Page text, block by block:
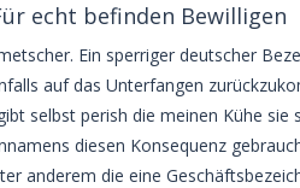
echt befinden Bewilligen
Ein sperriger deutscher
auf das Unterfangen
selbst perish die meinen Kühe sie
diesen Konsequenz
anderem die eine